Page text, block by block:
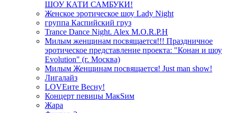
ШОУ КАТИ САМБУКИ!
Женское эротическое шоу Lady Night
группа Каспийский груз
Trance Dance Night. Alex M.O.R.P.H
Милым женщинам посвящается!!! Праздничное
эротическое представление проекта: "Конан и шоу
Evolution" (г. Москва)
Милым Женщинам посвящается! Just man show!
Лигалайз
LOVEите Весну!
Концерт певицы МакSим
Жара